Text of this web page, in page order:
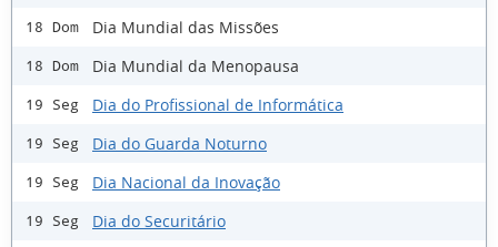
18 Dom Dia Mundial das Missões
18 Dom Dia Mundial da Menopausa
19 Seg Dia do Profissional de Informática
19 Seg Dia do Guarda Noturno
19 Seg Dia Nacional da Inovação
19 Seg Dia do Securitário